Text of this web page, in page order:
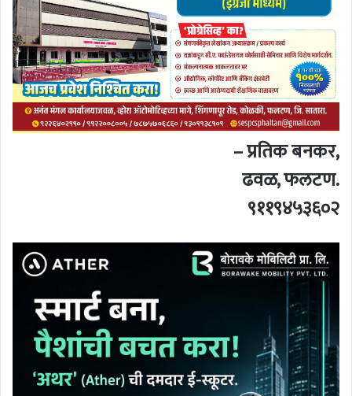
– प्रतिक बनकर,
ढवळ, फलटण.
९११९४५३६०२